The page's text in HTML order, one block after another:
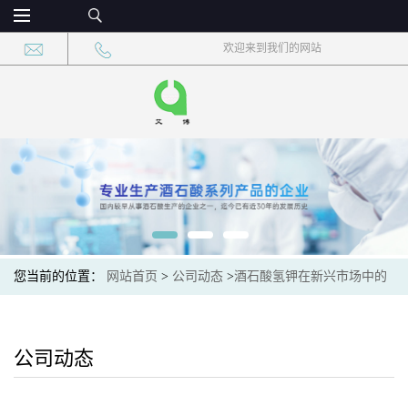
欢迎来到我们的网站
您当前的位置： 网站首页 > 公司动态 >酒石酸氢钾在新兴市场中的
公司动态